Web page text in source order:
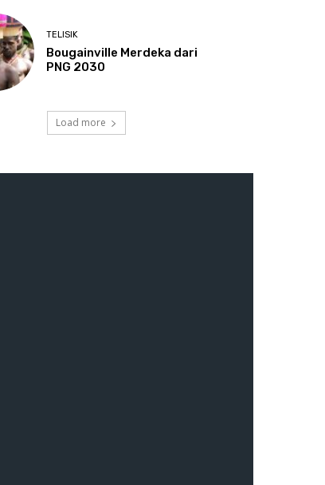
TELISIK
Bougainville Merdeka dari
PNG 2030
Load more